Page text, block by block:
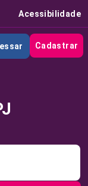
Acessibilidade
Cadastrar